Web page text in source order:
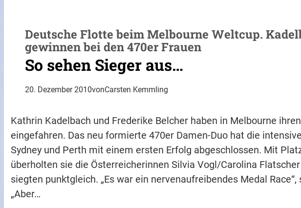
Deutsche Flotte beim Melbourne Weltcup.
gewinnen bei den 470er Frauen
So sehen Sieger aus…
20. Dezember 2010vonCarsten Kemmling
Kathrin Kadelbach und Frederike Belcher haben in Melbourne
eingefahren. Das neu formierte 470er Damen-Duo hat die
Sydney und Perth mit einem ersten Erfolg abgeschlossen. Mit
überholten sie die Österreicherinnen Silvia Vogl/Carolina
siegten punktgleich. „Es war ein nervenaufreibendes Medal
„Aber…